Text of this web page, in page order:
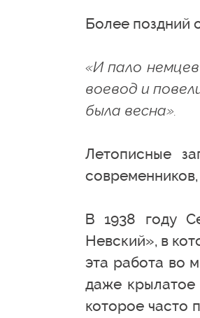
Более поздний
«И пало
воевод и
была весна».
Летописные
В 1938 году
Невский», в
эта работа во
даже крылатое
которое часто